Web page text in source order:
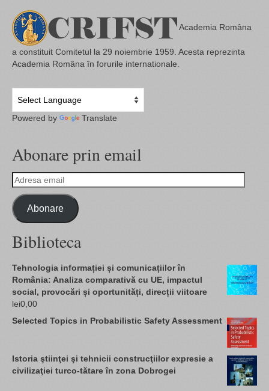
Academia Româna
a constituit Comitetul la 29 noiembrie 1959. Acesta reprezinta
Academia Româna în forurile internationale.
Powered by Translate
Abonare prin email
Adresa
email
Abonare
Biblioteca
Tehnologia informației și comunicațiilor în
România: Analiza comparativă cu UE, impactul
social, provocări și oportunități, direcții viitoare
lei0,00
Selected Topics in Probabilistic Safety Assessment
Istoria ştiinţei şi tehnicii construcţiilor expresie a
civilizaţiei turco-tătare în zona Dobrogei